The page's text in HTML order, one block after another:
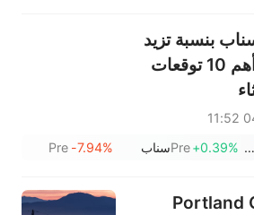
بنسبة تزيد
عن 217%؟ إليكم أهم 10 توقعات
lululemon athletica inc.
+0.39%
Preسناب -7.94%
Pre
Portland